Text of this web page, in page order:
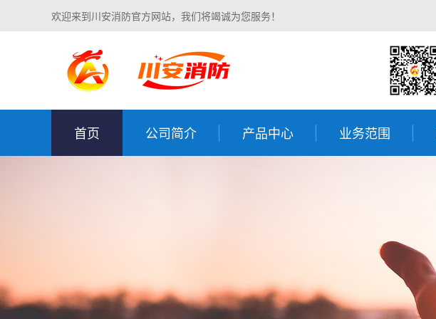
欢迎来到川安消防官方网站，我们将竭诚为您服务！
首页 公司简介 产品中心 业务范围